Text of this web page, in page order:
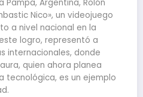
Pampa, Argentina, Rolón
Nico», un videojuego
a nivel nacional en la
logro, representó a
internacionales, donde
quien ahora planea
tecnológica, es un ejemplo